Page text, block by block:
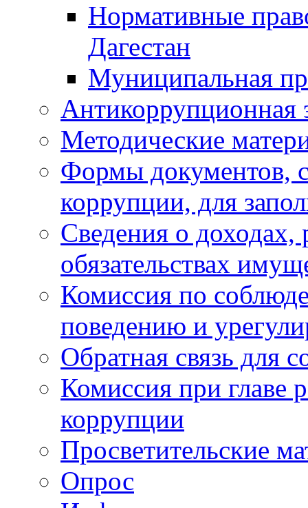
Нормативные
Дагестан
Муниципальная
Антикоррупционная
Методические
Формы документов,
коррупции, для
Сведения о доходах,
обязательствах
Комиссия по
поведению и
Обратная связь для
Комиссия при главе
коррупции
Просветительские
Опрос